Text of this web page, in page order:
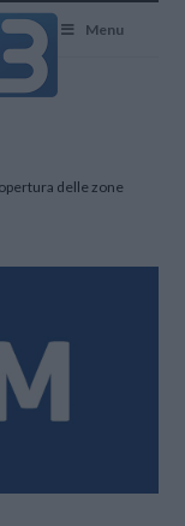
Menu
delle zone